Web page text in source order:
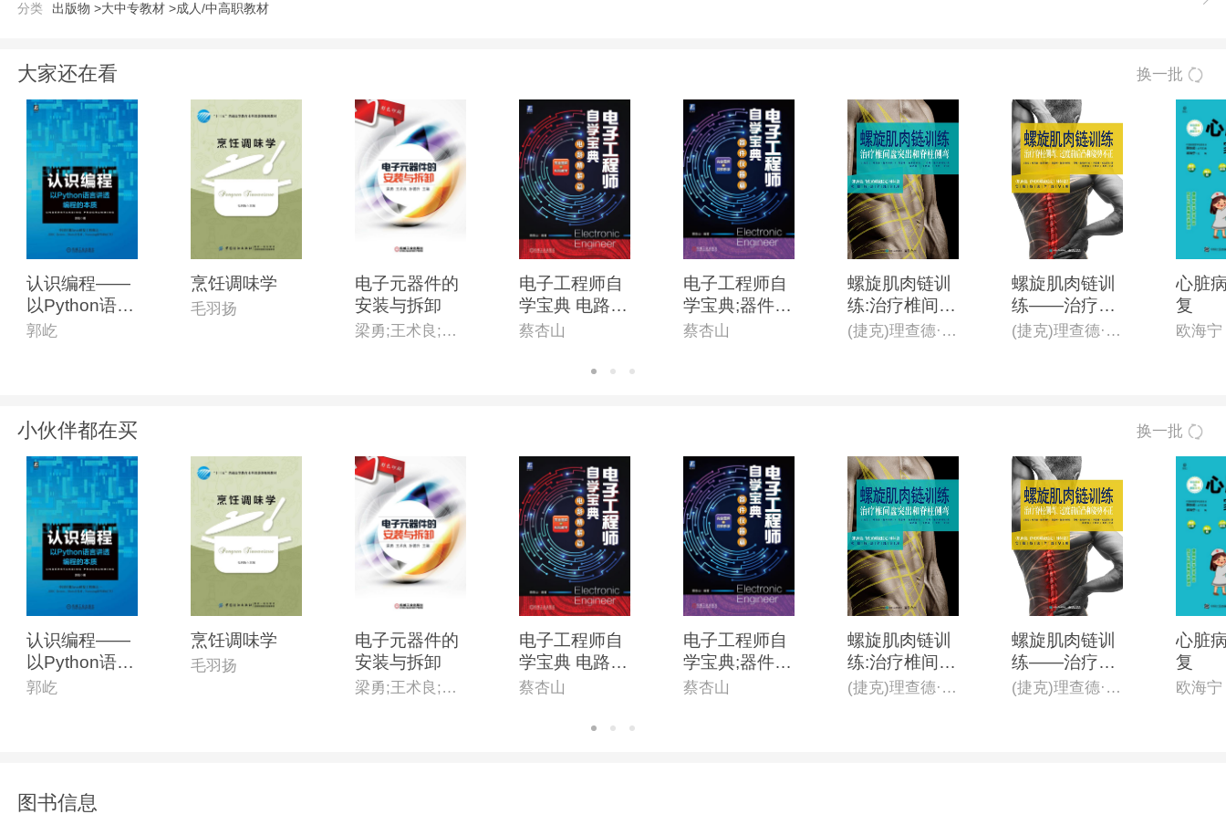
分类 出版物 >大中专教材 >成人/中高职教材
大家还在看 换一批
认识编程——
以Python语言
讲透编程的本
郭屹
烹饪调味学
毛羽扬
电子元器件的
安装与拆卸
梁勇;王术良;孙德升
电子工程师自
学宝典 电路精
解篇
蔡杏山
电子工程师自
学宝典;器件仪
器篇
蔡杏山
螺旋肌肉链训
练:治疗椎间盘
突出和脊柱侧(捷克)理查德·施米西科,(捷克)凯瑟琳·施米西科娃,(捷克)苏珊·施米西科娃
螺旋肌肉链训
练——治疗脊
柱侧弯、过度(捷克)理查德·施米西科 等
心脏
复
欧海宁
小伙伴都在买 换一批
认识编程——
以Python语言
讲透编程的本
郭屹
烹饪调味学
毛羽扬
电子元器件的
安装与拆卸
梁勇;王术良;孙德升
电子工程师自
学宝典 电路精
解篇
蔡杏山
电子工程师自
学宝典;器件仪
器篇
蔡杏山
螺旋肌肉链训
练:治疗椎间盘
突出和脊柱侧(捷克)理查德·施米西科,(捷克)凯瑟琳·施米西科娃,(捷克)苏珊·施米西科娃
螺旋肌肉链训
练——治疗脊
柱侧弯、过度(捷克)理查德·施米西科 等
心脏
复
欧海宁
图书信息